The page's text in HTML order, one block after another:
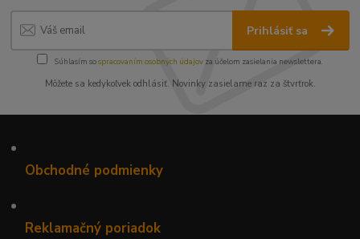
Prihlásiť sa
Súhlasím sospracovaním osobných údajov za účelom zasielania newslettera.
Môžete sa kedykoľvek odhlásiť. Novinky zasielame raz za štvrťrok.
•
Obchodné podmienky
•
Reklamačný poriadok